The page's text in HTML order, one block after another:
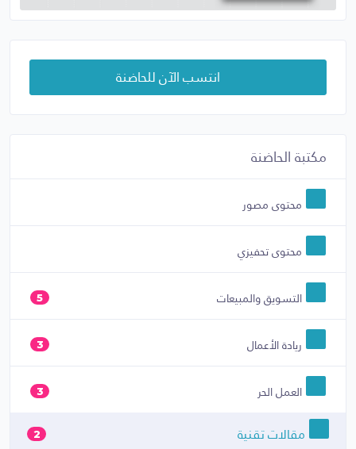
انتسب الآن للحاضنة
مكتبة الحاضنة
محتوى مصور
محتوى تحفيزي
التسويق والمبيعات 5
ريادة الأعمال 3
العمل الحر 3
مقالات تقنية 2